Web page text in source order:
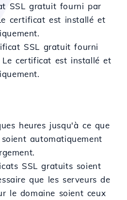
SSL gratuit fourni par
certificat est installé et
SSL gratuit fourni
Le certificat est installé et
heures jusqu'à ce que
soient automatiquement
SSL gratuits soient
que les serveurs de
le domaine soient ceux